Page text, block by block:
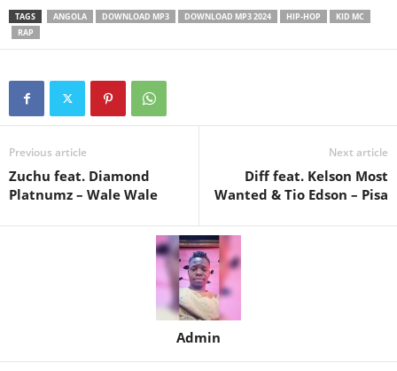
TAGS ANGOLA DOWNLOAD MP3 DOWNLOAD MP3 2024 HIP-HOP
KID MC
RAP
Previous article
Zuchu feat. Diamond
Platnumz – Wale Wale
Next article
Diff feat. Kelson Most
Wanted & Tio Edson – Pisa
Admin